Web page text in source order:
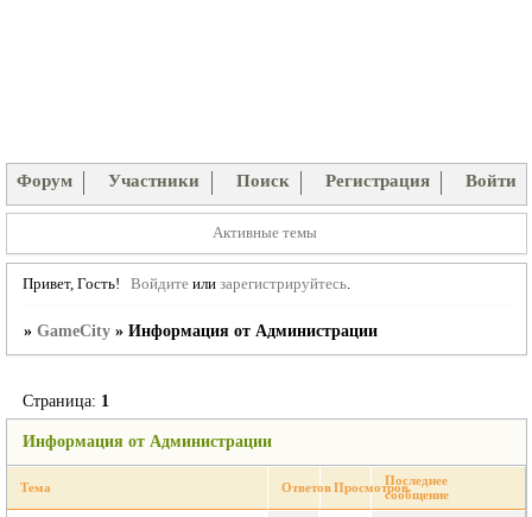
Форум Участники Поиск Регистрация Войти
Активные темы
Привет, Гость! Войдитеили зарегистрируйтесь.
» GameCity » Информация от Администрации
Информация от Администрации
Страница: 1
Тема ОтветовПросмотровПоследнее
сообщение